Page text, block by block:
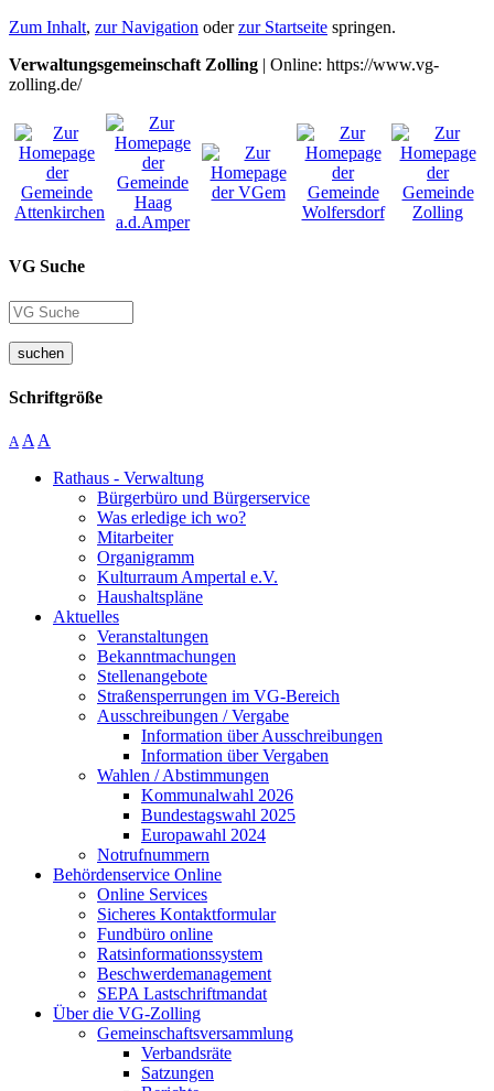
Zum Inhalt, zur Navigation oderzur Startseite springen.
Verwaltungsgemeinschaft Zolling | Online: https://www.vg-
zolling.de/
VG Suche
suchen
Schriftgröße
A A A
Rathaus - Verwaltung
Bürgerbüro und Bürgerservice
Was erledige ich wo?
Mitarbeiter
Organigramm
Kulturraum Ampertal e.V.
Haushaltspläne
Aktuelles
Veranstaltungen
Bekanntmachungen
Stellenangebote
Straßensperrungen im VG-Bereich
Ausschreibungen / Vergabe
Information über Ausschreibungen
Information über Vergaben
Wahlen / Abstimmungen
Kommunalwahl 2026
Bundestagswahl 2025
Europawahl 2024
Notrufnummern
Behördenservice Online
Online Services
Sicheres Kontaktformular
Fundbüro online
Ratsinformationssystem
Beschwerdemanagement
SEPA Lastschriftmandat
Über die VG-Zolling
Gemeinschaftsversammlung
Verbandsräte
Satzungen